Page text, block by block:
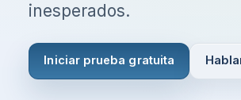
inesperados.
Iniciar prueba gratuita